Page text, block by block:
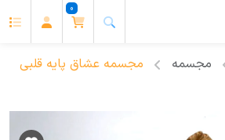
0
مجسمه
مجسمه عشاق پایه قلبی